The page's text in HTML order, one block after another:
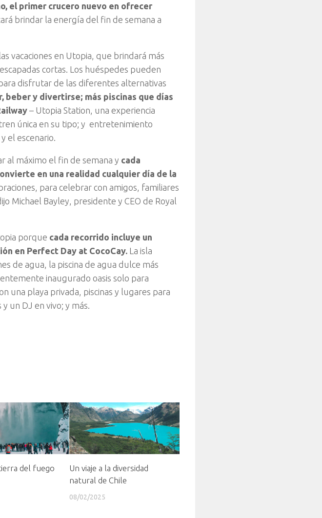
el primer crucero nuevo en ofrecer
brindar la energía del fin de semana a
vacaciones en Utopia, que brindará más
cortas. Los huéspedes pueden
disfrutar de las diferentes alternativas
beber y divertirse; más piscinas que días
– Utopia Station, una experiencia
única en su tipo; y entretenimiento
el escenario.
al máximo el fin de semana y cada
en una realidad cualquier día de la
para celebrar con amigos, familiares
Michael Bayley, presidente y CEO de Royal
porque cada recorrido incluye un
en Perfect Day at CocoCay. La isla
de agua, la piscina de agua dulce más
inaugurado oasis solo para
una playa privada, piscinas y lugares para
un DJ en vivo; y más.
del fuego
Un viaje a la diversidad
natural de Chile
08/02/2025